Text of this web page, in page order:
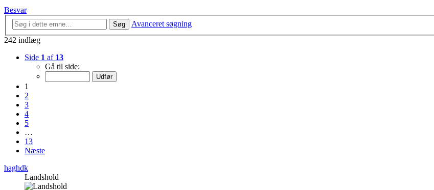
Besvar
Søg
Avanceret søgning
242 indlæg
Side 1 af 13
Gå til side:
1
2
3
4
5
…
13
Næste
haghdk
Landshold